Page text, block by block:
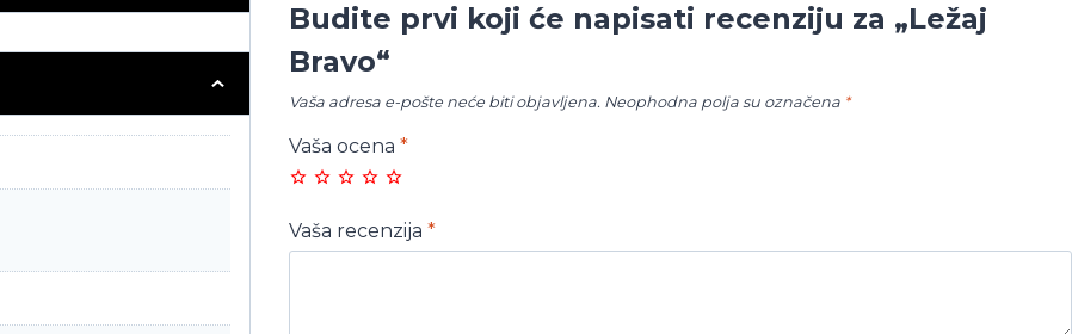
Budite prvi koji će napisati recenziju za „Ležaj
Bravo“
Vaša adresa e-pošte neće biti objavljena. Neophodna polja su označena *
Vaša ocena *
Vaša recenzija *